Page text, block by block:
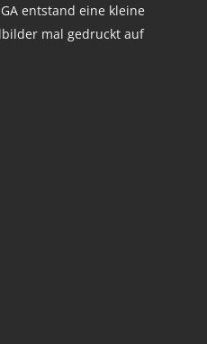
entstand eine kleine
mal gedruckt auf